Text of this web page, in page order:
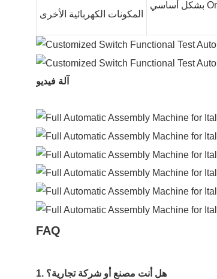
المكونات الكهربائية الأخرى
آلة فيديو
FAQ
1. هل أنت مصنع أو شركة تجارية؟